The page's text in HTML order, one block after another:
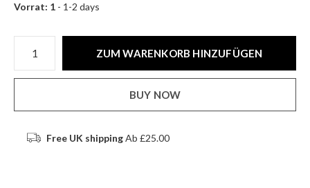
Vorrat: 1 - 1-2 days
ZUM WARENKORB HINZUFÜGEN
BUY NOW
Free UK shippingAb £25.00